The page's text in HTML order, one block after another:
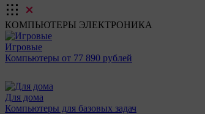
КОМПЬЮТЕРЫ ЭЛЕКТРОНИКА
Игровые
Компьютеры от 77 890 рублей
Для дома
Компьютеры для базовых задач